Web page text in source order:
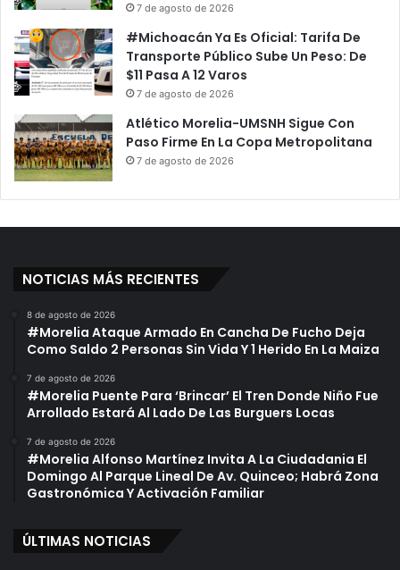
7 de agosto de 2026
#Michoacán Ya Es Oficial: Tarifa De
Transporte Público Sube Un Peso: De
$11 Pasa A 12 Varos
7 de agosto de 2026
Atlético Morelia-UMSNH Sigue Con
Paso Firme En La Copa Metropolitana
7 de agosto de 2026
NOTICIAS MÁS RECIENTES
8 de agosto de 2026
#Morelia Ataque Armado En Cancha De Fucho Deja
Como Saldo 2 Personas Sin Vida Y 1 Herido En La Maiza
7 de agosto de 2026
#Morelia Puente Para ‘Brincar’ El Tren Donde Niño Fue
Arrollado Estará Al Lado De Las Burguers Locas
7 de agosto de 2026
#Morelia Alfonso Martínez Invita A La Ciudadania El
Domingo Al Parque Lineal De Av. Quinceo; Habrá Zona
Gastronómica Y Activación Familiar
ÚLTIMAS NOTICIAS